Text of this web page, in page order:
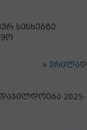
სესხებზე
ვრცლად
2025-